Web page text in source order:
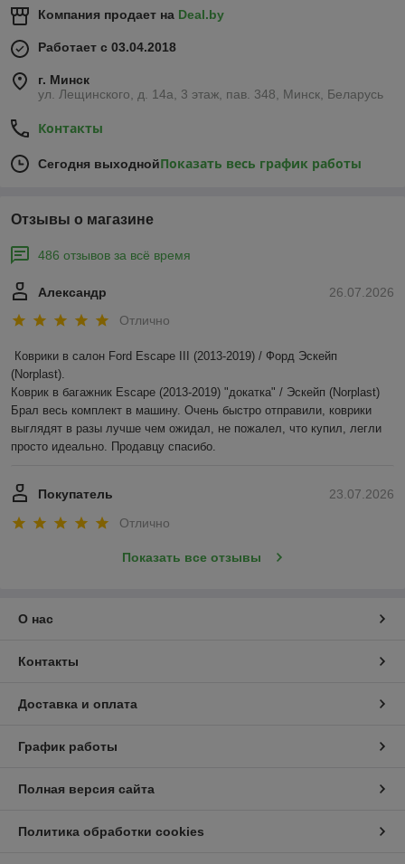
Компания продает на Deal.by
Работает с 03.04.2018
г. Минск
ул. Лещинского, д. 14а, 3 этаж, пав. 348, Минск, Беларусь
Контакты
Сегодня выходнойПоказать весь график работы
Отзывы о магазине
486 отзывов за всё время
26.07.2026
Александр
Отлично
Коврики в салон Ford Escape III (2013-2019) / Форд Эскейп
(Norplast).
Коврик в багажник Escape (2013-2019) "докатка" / Эскейп (Norplast)
Брал весь комплект в машину. Очень быстро отправили, коврики
выглядят в разы лучше чем ожидал, не пожалел, что купил, легли
просто идеально. Продавцу спасибо.
23.07.2026
Покупатель
Отлично
Показать все отзывы
О нас
Контакты
Доставка и оплата
График работы
Полная версия сайта
Политика обработки cookies